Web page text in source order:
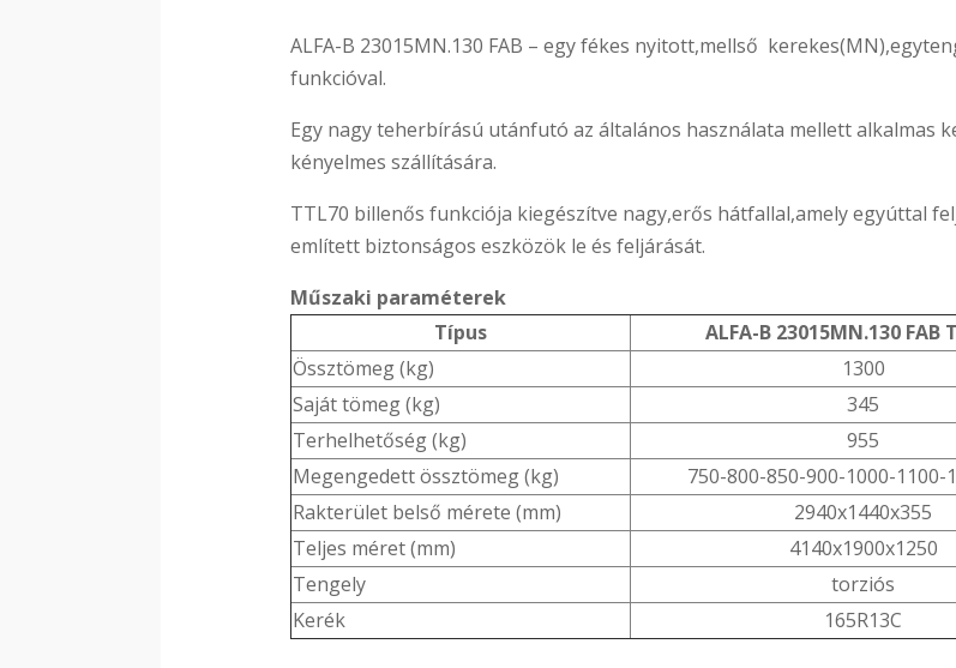
ALFA-B 23015MN.130 FAB – egy fékes nyitott,mellső
funkcióval.
Egy nagy teherbírású utánfutó az általános használata mellett alkalmas
kényelmes szállítására.
TTL70 billenős funkciója kiegészítve nagy,erős hátfallal,amely egyúttal
említett biztonságos eszközök le és feljárását.
Műszaki paraméterek
Típus
ALFA-B 23015MN.130 FAB
Össztömeg (kg)
1300
Saját tömeg (kg)
345
Terhelhetőség (kg)
955
Megengedett össztömeg (kg)
750-800-850-900-1000-1100-
Rakterület belső mérete (mm)
2940x1440x355
Teljes méret (mm)
4140x1900x1250
Tengely
torziós
Kerék
165R13C